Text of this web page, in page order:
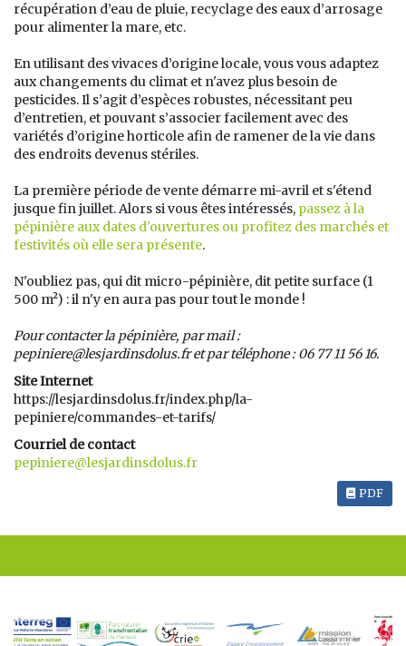
récupération d’eau de pluie, recyclage des eaux d’arrosage
pour alimenter la mare, etc.
En utilisant des vivaces d’origine locale, vous vous adaptez
aux changements du climat et n'avez plus besoin de
pesticides. Il s’agit d’espèces robustes, nécessitant peu
d’entretien, et pouvant s’associer facilement avec des
variétés d’origine horticole afin de ramener de la vie dans
des endroits devenus stériles.
La première période de vente démarre mi-avril et s'étend
jusque fin juillet. Alors si vous êtes intéressés, passez à la
pépinière aux dates d'ouvertures ou profitez des marchés et
festivités où elle sera présente.
N'oubliez pas, qui dit micro-pépinière, dit petite surface (1
500 m²) : il n'y en aura pas pour tout le monde !
Pour contacter la pépinière, par mail :
pepiniere@lesjardinsdolus.fr et par téléphone : 06 77 11 56 16.
Site Internet
https://lesjardinsdolus.fr/index.php/la-
pepiniere/commandes-et-tarifs/
Courriel de contact
pepiniere@lesjardinsdolus.fr
PDF